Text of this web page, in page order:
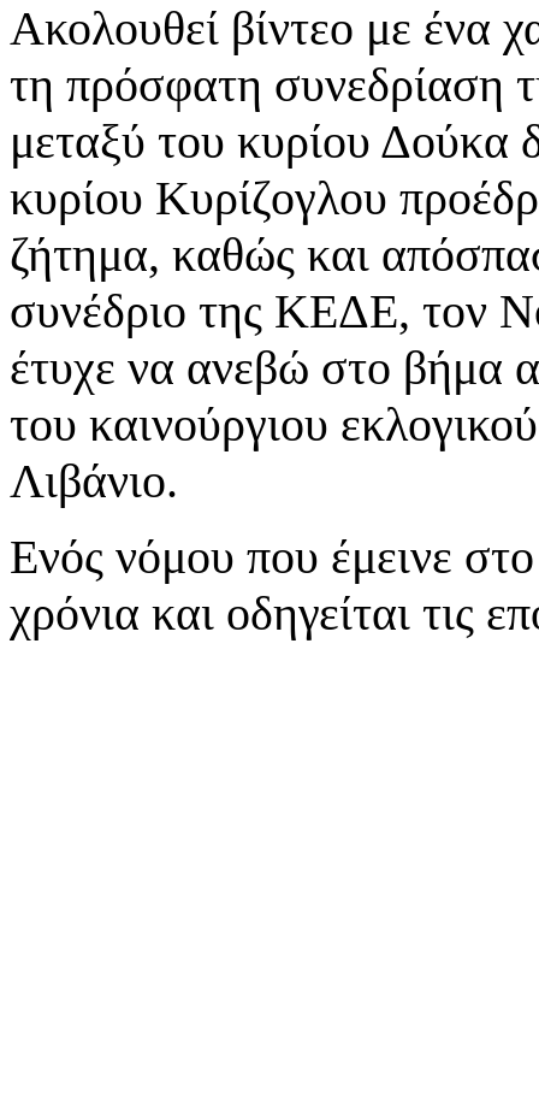
Ακολουθεί βίντεο με ένα
τη πρόσφατη συνεδρίαση
μεταξύ του κυρίου Δούκα
κυρίου Κυρίζογλου
ζήτημα, καθώς και
συνέδριο της ΚΕΔΕ, τον
έτυχε να ανεβώ στο βήμα
του καινούργιου
Λιβάνιο.
Ενός νόμου που έμεινε
χρόνια και οδηγείται τις